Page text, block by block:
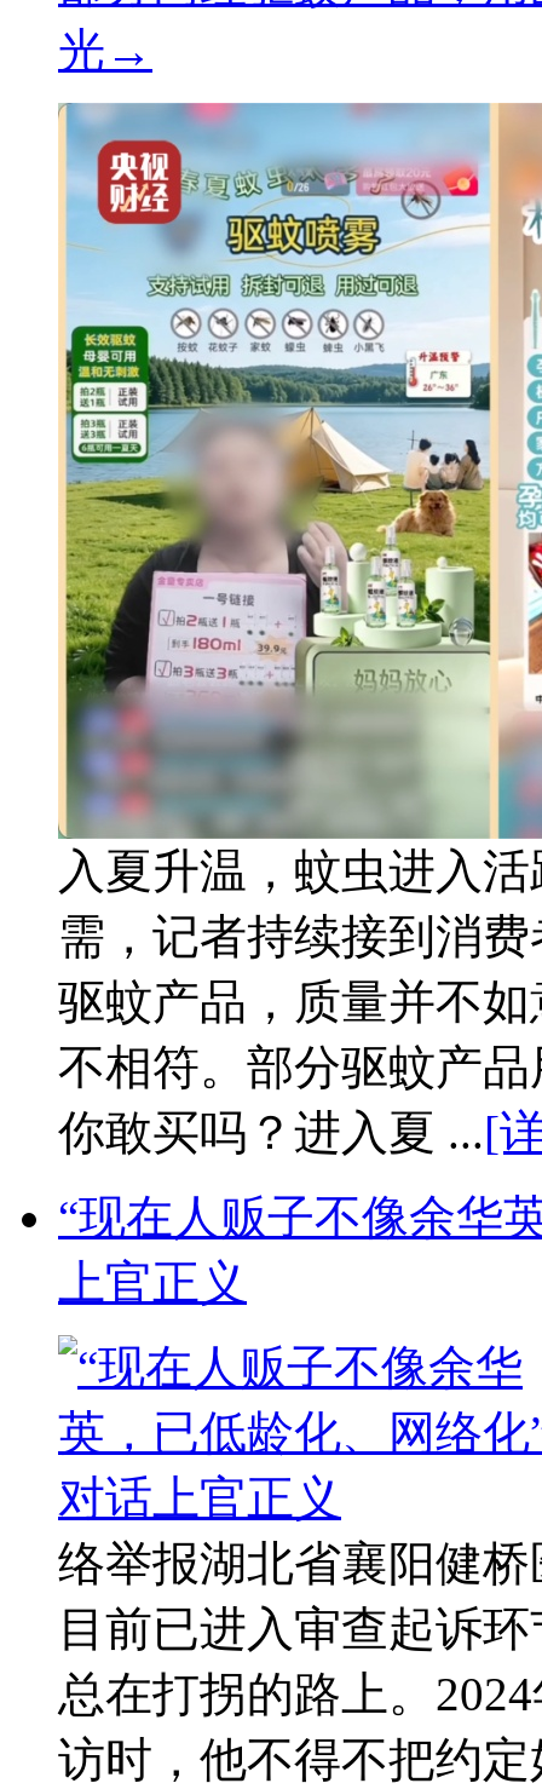
光→
入夏升温，蚊虫进入
需，记者持续接到消
驱蚊产品，质量并不
不相符。部分驱蚊产
你敢买吗？进入夏 ...[
“现在人贩子不像余华
上官正义
络举报湖北省襄阳健
目前已进入审查起诉
总在打拐的路上。
访时，他不得不把约定